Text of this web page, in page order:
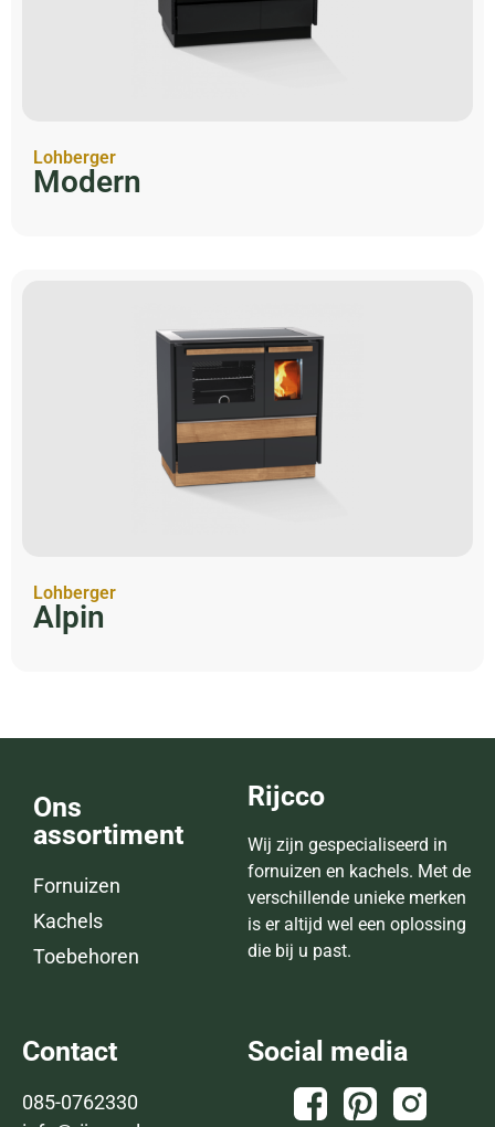
Lohberger
Modern
Lohberger
Alpin
Ons
assortiment
Fornuizen
Kachels
Toebehoren
Rijcco
Wij zijn gespecialiseerd in
fornuizen en kachels. Met de
verschillende unieke merken
is er altijd wel een oplossing
die bij u past.
Contact
085-0762330
Social media